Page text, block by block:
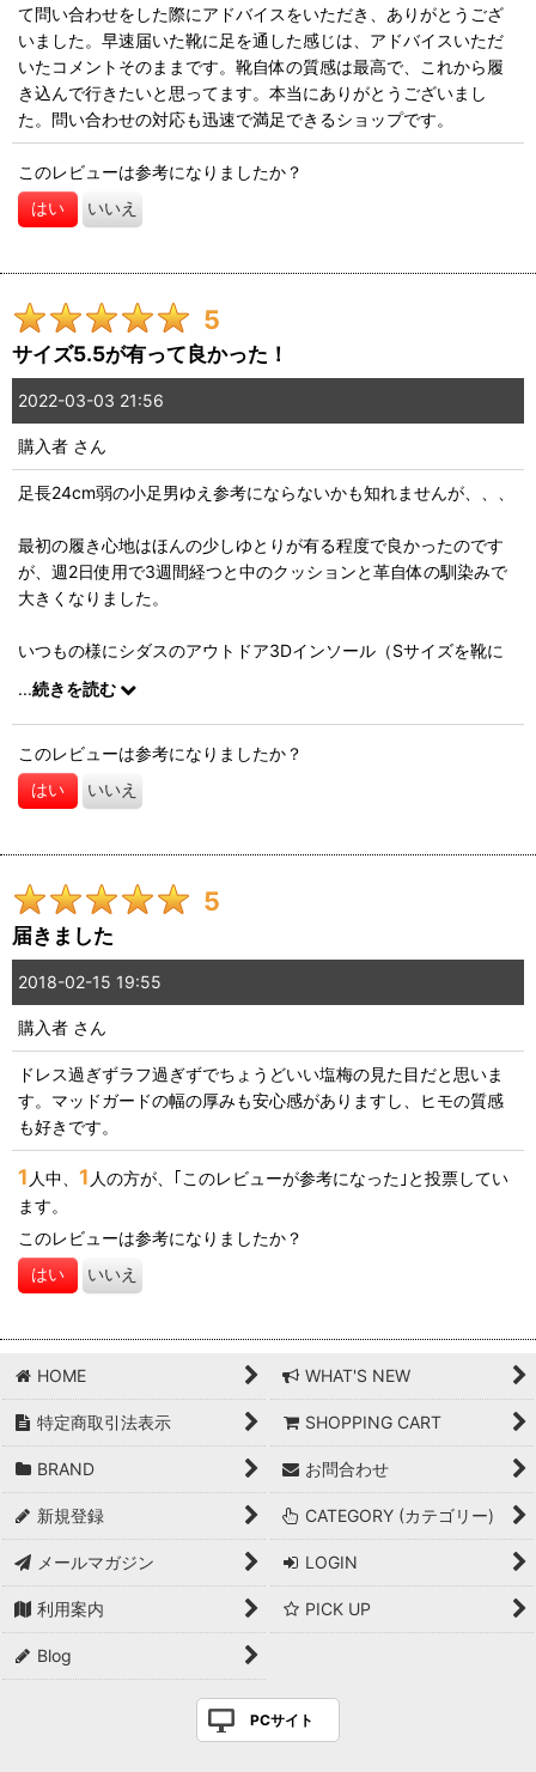
性別:
並び順:
て問い合わせをした際にアドバイスをいただき、ありがとうござ
いました。早速届いた靴に足を通した感じは、アドバイスいただ
いたコメントそのままです。靴自体の質感は最高で、これから履
き込んで行きたいと思ってます。本当にありがとうございまし
た。問い合わせの対応も迅速で満足できるショップです。
このレビューは参考になりましたか？
はい いいえ
5
サイズ5.5が有って良かった！
2022-03-03 21:56
購入者 さん
足長24cm弱の小足男ゆえ参考にならないかも知れませんが、、、
最初の履き心地はほんの少しゆとりが有る程度で良かったのです
が、週2日使用で3週間経つと中のクッションと革自体の馴染みで
大きくなりました。
いつもの様にシダスのアウトドア3Dインソール（Sサイズを靴に
合わせてカットして）挿入後は足指が少し曲げれる&歩行時の踵は
ちょっと浮く程度の理想のサイズ感となりました。
他店では6GBからのサイズ展開ばかりで購入するに至りませんで
したが、
こちらには5.5が有ってほんと嬉しかったです。
...続きを読む
このレビューは参考になりましたか？
はい いいえ
5
届きました
2018-02-15 19:55
購入者 さん
ドレス過ぎずラフ過ぎずでちょうどいい塩梅の見た目だと思いま
す。マッドガードの幅の厚みも安心感がありますし、ヒモの質感
も好きです。
1 人中、 1 人の方が、｢このレビューが参考になった｣と投票してい
ます。
このレビューは参考になりましたか？
はい いいえ
HOME WHAT'S NEW
特定商取引法表示 SHOPPING CART
BRAND お問合わせ
新規登録 CATEGORY (カテゴリー)
メールマガジン LOGIN
利用案内 PICK UP
Blog
PCサイト